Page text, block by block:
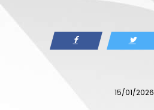
15/01/2026